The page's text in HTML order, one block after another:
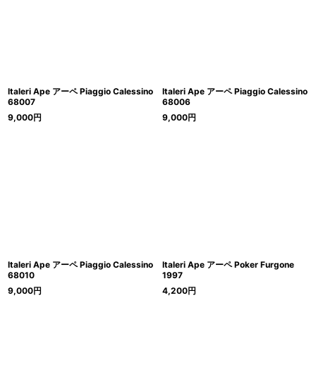
Italeri Ape アーペ Piaggio Calessino
68007
9,000円
Italeri Ape アーペ Piaggio Calessino
68006
9,000円
Italeri Ape アーペ Piaggio Calessino
68010
9,000円
Italeri Ape アーペ Poker Furgone
1997
4,200円